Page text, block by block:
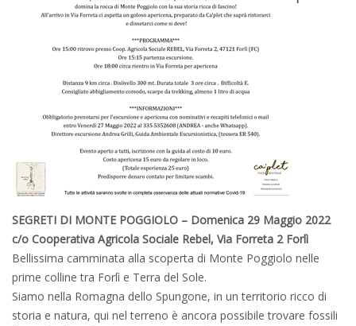
SEGRETI DI MONTE POGGIOLO – Domenica 29 Maggio 2022
c/o Cooperativa Agricola Sociale Rebel, Via Forreta 2 Forlì
Bellissima camminata alla scoperta di Monte Poggiolo nelle
prime colline tra Forlì e Terra del Sole.
Siamo nella Romagna dello Spungone, in un territorio ricco di
storia e natura, qui nel terreno è ancora possibile trovare fossili